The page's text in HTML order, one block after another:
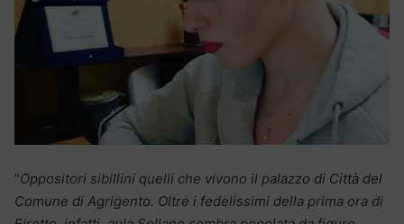
“Oppositori sibillini quelli che vivono il palazzo di Città del
Comune di Agrigento. Oltre i fedelissimi della prima ora di